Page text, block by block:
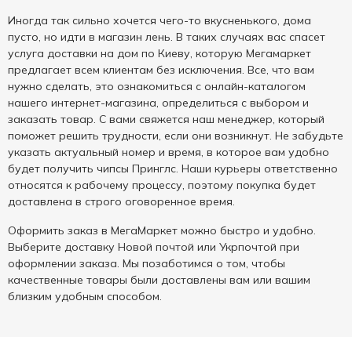
Иногда так сильно хочется чего-то вкусненького, дома
пусто, но идти в магазин лень. В таких случаях вас спасет
услуга доставки на дом по Киеву, которую Мегамаркет
предлагает всем клиентам без исключения. Все, что вам
нужно сделать, это ознакомиться с онлайн-каталогом
нашего интернет-магазина, определиться с выбором и
заказать товар. С вами свяжется наш менеджер, который
поможет решить трудности, если они возникнут. Не забудьте
указать актуальный номер и время, в которое вам удобно
будет получить чипсы Принглс. Наши курьеры ответственно
относятся к рабочему процессу, поэтому покупка будет
доставлена в строго оговоренное время.
Оформить заказ в МегаМаркет можно быстро и удобно.
Выберите доставку Новой почтой или Укрпочтой при
оформлении заказа. Мы позаботимся о том, чтобы
качественные товары были доставлены вам или вашим
близким удобным способом.